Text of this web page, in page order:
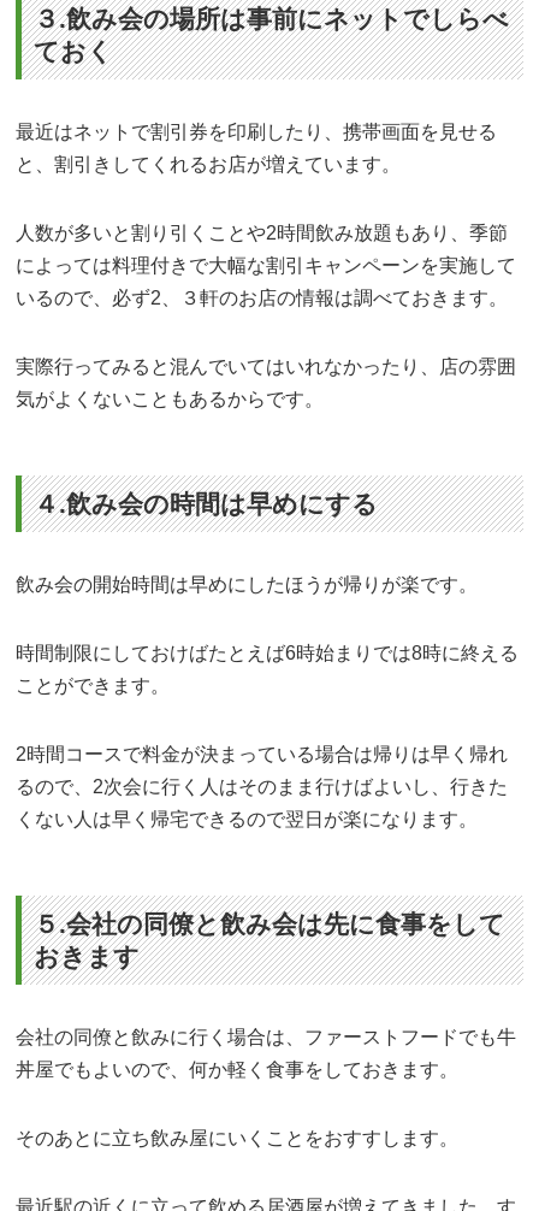
３.飲み会の場所は事前にネットでしらべ
ておく
最近はネットで割引券を印刷したり、携帯画面を見せる
と、割引きしてくれるお店が増えています。
人数が多いと割り引くことや2時間飲み放題もあり、季節
によっては料理付きで大幅な割引キャンペーンを実施して
いるので、必ず2、３軒のお店の情報は調べておきます。
実際行ってみると混んでいてはいれなかったり、店の雰囲
気がよくないこともあるからです。
４.飲み会の時間は早めにする
飲み会の開始時間は早めにしたほうが帰りが楽です。
時間制限にしておけばたとえば6時始まりでは8時に終える
ことができます。
2時間コースで料金が決まっている場合は帰りは早く帰れ
るので、2次会に行く人はそのまま行けばよいし、行きた
くない人は早く帰宅できるので翌日が楽になります。
５.会社の同僚と飲み会は先に食事をして
おきます
会社の同僚と飲みに行く場合は、ファーストフードでも牛
丼屋でもよいので、何か軽く食事をしておきます。
そのあとに立ち飲み屋にいくことをおすすします。
最近駅の近くに立って飲める居酒屋が増えてきました。す